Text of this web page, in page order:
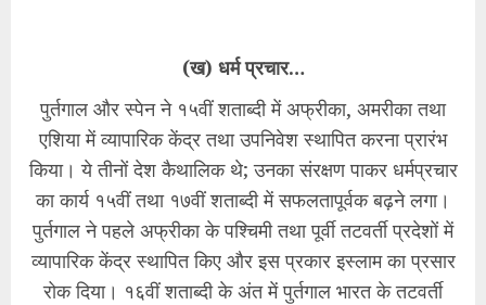
(ख) धर्म प्रचार…
पुर्तगाल और स्पेन ने १५वीं शताब्दी में अफ्रीका, अमरीका तथा
एशिया में व्यापारिक केंद्र तथा उपनिवेश स्थापित करना प्रारंभ
किया। ये तीनों देश कैथालिक थे; उनका संरक्षण पाकर धर्मप्रचार
का कार्य १५वीं तथा १७वीं शताब्दी में सफलतापूर्वक बढ़ने लगा।
पुर्तगाल ने पहले अफ्रीका के पश्चिमी तथा पूर्वी तटवर्ती प्रदेशों में
व्यापारिक केंद्र स्थापित किए और इस प्रकार इस्लाम का प्रसार
रोक दिया। १६वीं शताब्दी के अंत में पुर्तगाल भारत के तटवर्ती